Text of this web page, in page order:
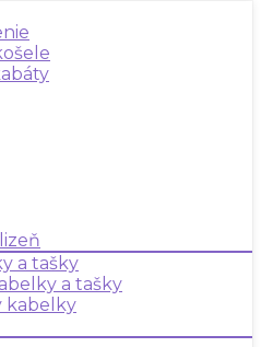
a tašky
a tašky
kabelky